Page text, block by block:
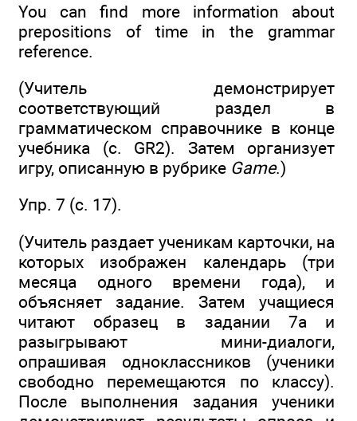
You can find more information about
prepositions of time in the grammar
reference.
(Учитель демонстрирует
соответствующий раздел в
грамматическом справочнике в конце
учебника (с. GR2). Затем организует
игру, описанную в рубрике Game.)
Упр. 7 (с. 17).
(Учитель раздает ученикам карточки, на
которых изображен календарь (три
месяца одного времени года), и
объясняет задание. Затем учащиеся
читают образец в задании 7а и
разыгрывают мини-диалоги,
опрашивая одноклассников (ученики
свободно перемещаются по классу).
После выполнения задания ученики